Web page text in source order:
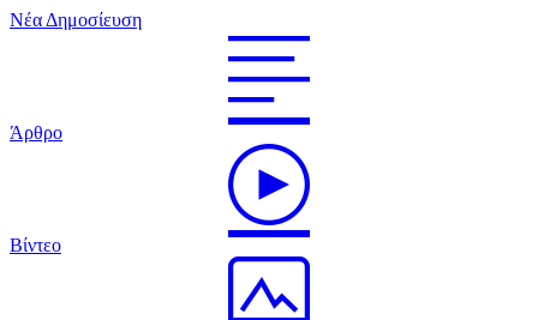
Νέα Δημοσίευση
Άρθρο
Βίντεο